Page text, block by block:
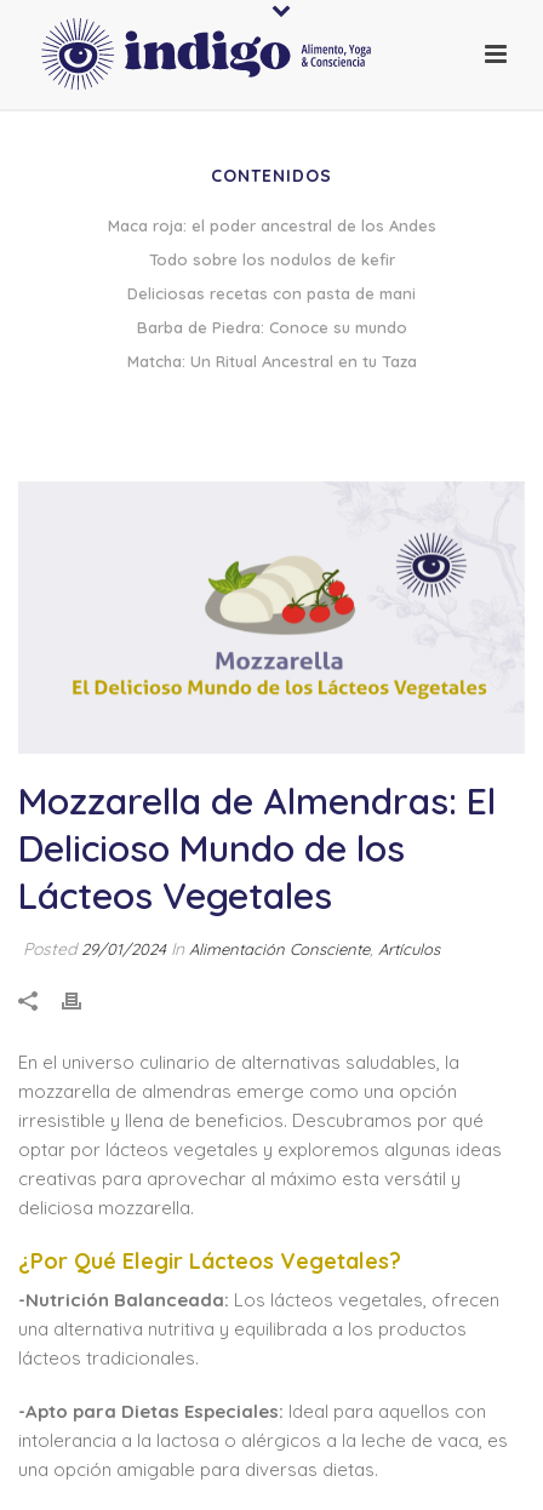
Mozzarella de Almendras: El
Delicioso Mundo de los
Lácteos Vegetales
Posted 29/01/2024In Alimentación Consciente, Artículos
En el universo culinario de alternativas saludables, la
mozzarella de almendras emerge como una opción
irresistible y llena de beneficios. Descubramos por qué
optar por lácteos vegetales y exploremos algunas ideas
creativas para aprovechar al máximo esta versátil y
deliciosa mozzarella.
¿Por Qué Elegir Lácteos Vegetales?
-Nutrición Balanceada: Los lácteos vegetales, ofrecen
una alternativa nutritiva y equilibrada a los productos
lácteos tradicionales.
-Apto para Dietas Especiales: Ideal para aquellos con
intolerancia a la lactosa o alérgicos a la leche de vaca, es
una opción amigable para diversas dietas.
CONTENIDOS
Maca roja: el poder ancestral de los Andes
Todo sobre los nodulos de kefir
Deliciosas recetas con pasta de mani
Barba de Piedra: Conoce su mundo
Matcha: Un Ritual Ancestral en tu Taza